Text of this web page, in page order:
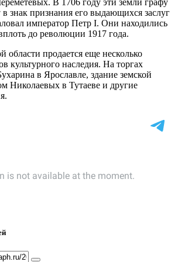
В 1706 году эти земли графу
знак признания его выдающихся заслуг
император Петр I. Они находились
до революции 1917 года.
области продается еще несколько
культурного наследия. На торгах
в Ярославле, здание земской
Николаевых в Тутаеве и другие